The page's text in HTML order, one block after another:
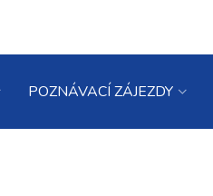
POZNÁVACÍ ZÁJEZDY